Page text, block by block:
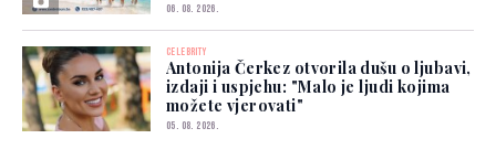
06. 08. 2026.
CELEBRITY
Antonija Čerkez otvorila dušu o ljubavi,
izdaji i uspjehu: "Malo je ljudi kojima
možete vjerovati"
05. 08. 2026.